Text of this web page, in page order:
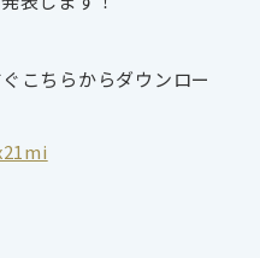
こちらからダウンロー